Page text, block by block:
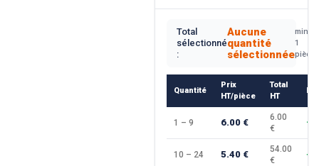
Total
sélectionné
:
Aucune
quantité
sélectionnée
min.
1
pièce
Quantité
Prix
HT/pièce
Total
HT
1 – 9 6.00 €
6.00
€
—
10 – 24 5.40 €
54.00
€